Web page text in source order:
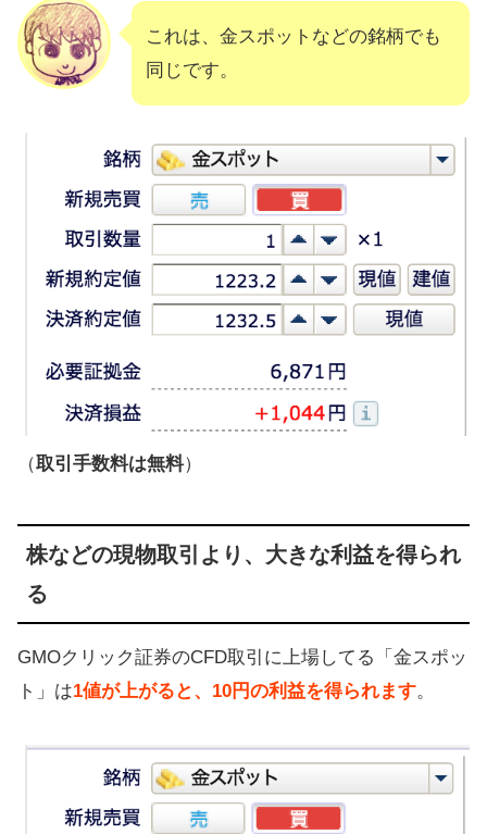
これは、金スポットなどの銘柄でも
同じです。
（取引手数料は無料）
株などの現物取引より、大きな利益を得られ
る
GMOクリック証券のCFD取引に上場してる「金スポッ
ト」は1値が上がると、10円の利益を得られます。